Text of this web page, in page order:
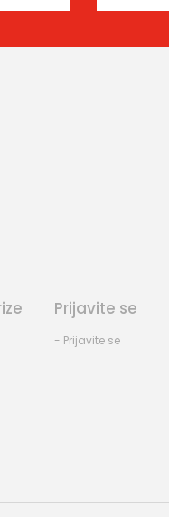
Prijavite se
- Prijavite se